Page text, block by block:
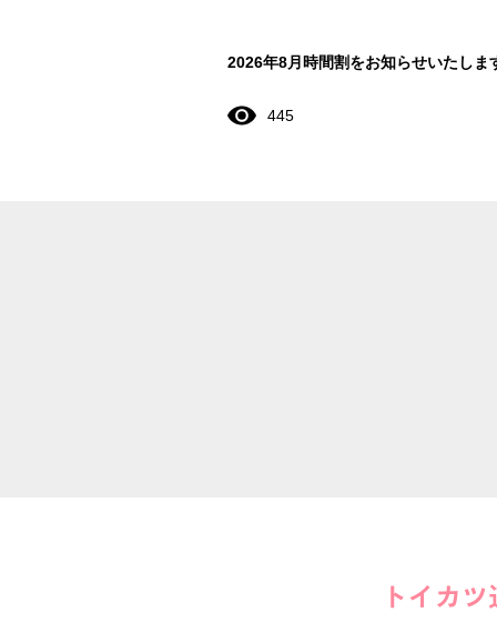
2026年8月時間割をお知らせいたしま
445